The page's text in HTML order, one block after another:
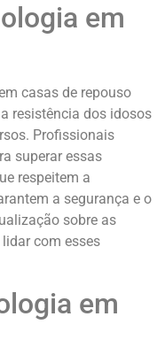
em
casas de repouso
resistência dos idosos
Profissionais
superar essas
respeitem a
a segurança e o
sobre as
com esses
em